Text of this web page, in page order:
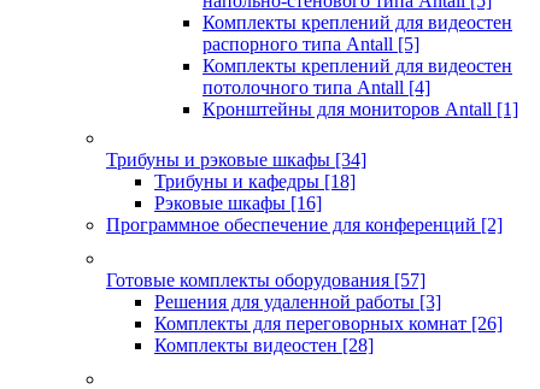
Комплекты креплений для видеостен
распорного типа Antall [5]
Комплекты креплений для видеостен
потолочного типа Antall [4]
Кронштейны для мониторов Antall [1]
Трибуны и рэковые шкафы [34]
Трибуны и кафедры [18]
Рэковые шкафы [16]
Программное обеспечение для конференций [2]
Готовые комплекты оборудования [57]
Решения для удаленной работы [3]
Комплекты для переговорных комнат [26]
Комплекты видеостен [28]